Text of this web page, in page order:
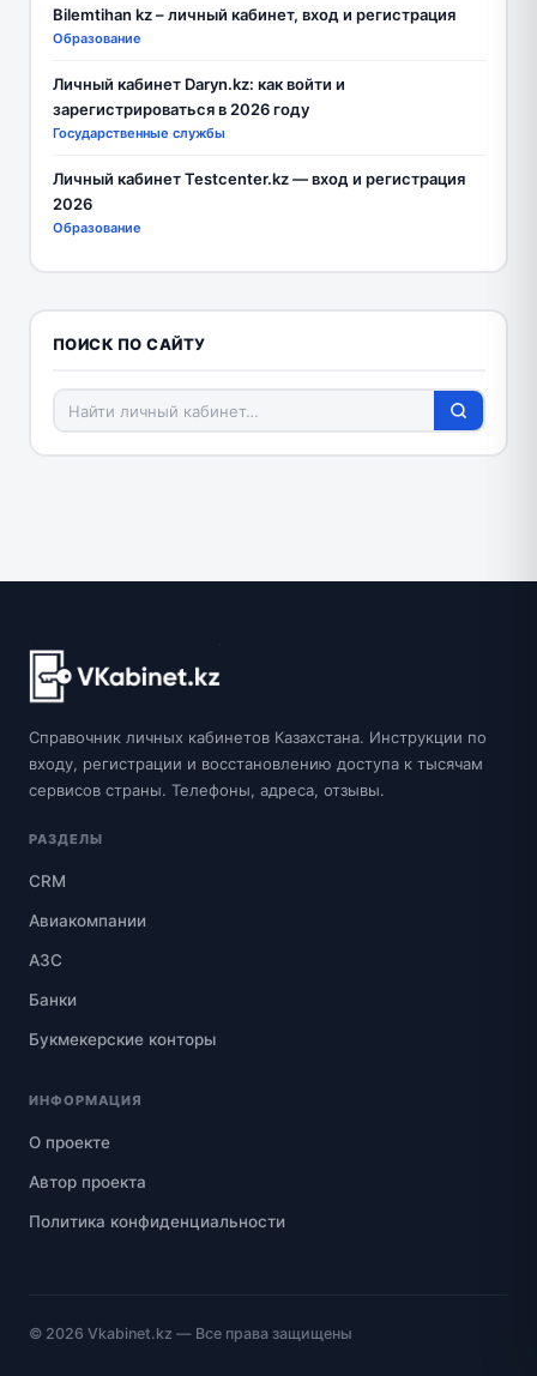
Bilemtihan kz – личный кабинет, вход и регистрация
Образование
Личный кабинет Daryn.kz: как войти и
зарегистрироваться в 2026 году
Государственные службы
Личный кабинет Testcenter.kz — вход и регистрация
2026
Образование
ПОИСК ПО САЙТУ
Справочник личных кабинетов Казахстана. Инструкции по
входу, регистрации и восстановлению доступа к тысячам
сервисов страны. Телефоны, адреса, отзывы.
РАЗДЕЛЫ
CRM
Авиакомпании
АЗС
Банки
Букмекерские конторы
ИНФОРМАЦИЯ
О проекте
Автор проекта
Политика конфиденциальности
© 2026 Vkabinet.kz — Все права защищены